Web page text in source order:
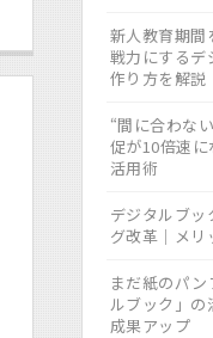
新人教育期間
戦力にするデ
作り方を解説
“間に合わな
促が10倍速
活用術
デジタルブッ
グ改革｜メ
まだ紙のパ
ルブック」の
成果アップ